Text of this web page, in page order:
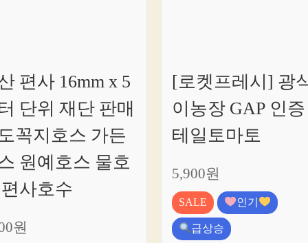
편사 16mm x 5
단위 재단 판매
꼭지호스 가든
원예호스 물호
사호수
원
[로켓프레시] 광
이농장 GAP 인
테일토마토
5,900원
SALE
인기
급상승